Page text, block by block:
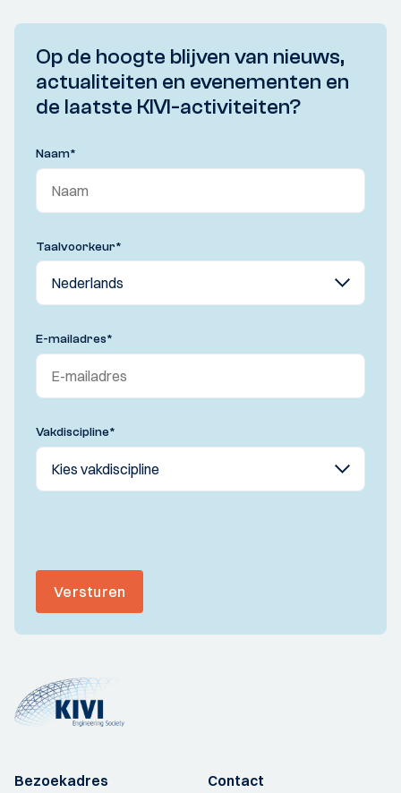
Op de hoogte blijven van nieuws,
actualiteiten en evenementen en
de laatste KIVI-activiteiten?
Naam*
Taalvoorkeur*
E-mailadres*
Vakdiscipline*
Versturen
Bezoekadres
Contact